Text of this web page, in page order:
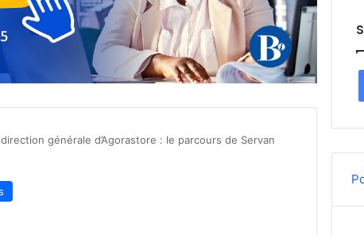
générale d’Agorastore : le parcours de Servan